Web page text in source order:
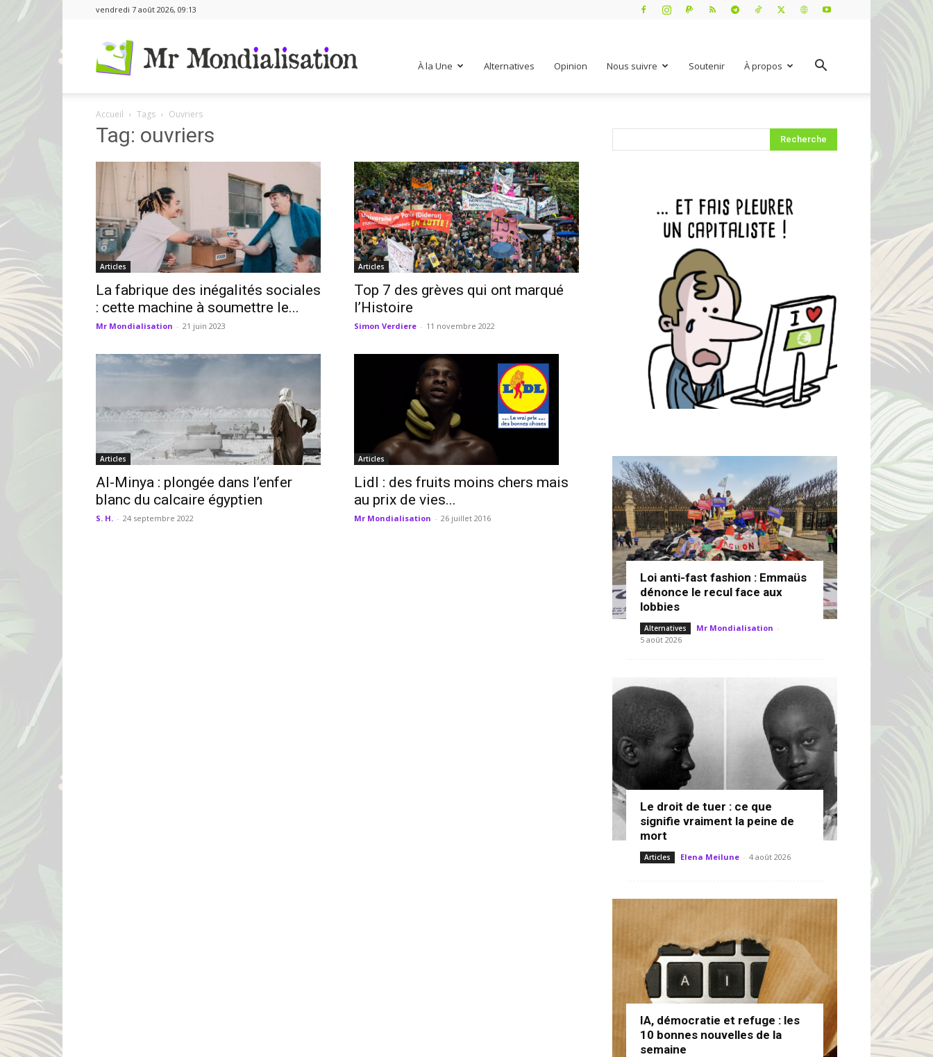
vendredi 7 août 2026, 09:13
À la Une Alternatives Opinion Nous suivre Soutenir À propos
Accueil Tags Ouvriers
Tag: ouvriers
Articles
La fabrique des inégalités sociales
: cette machine à soumettre le...
Mr Mondialisation - 21 juin 2023
Articles
Top 7 des grèves qui ont marqué
l’Histoire
Simon Verdiere - 11 novembre 2022
Articles
Al-Minya : plongée dans l’enfer
blanc du calcaire égyptien
S. H. - 24 septembre 2022
Articles
Lidl : des fruits moins chers mais
au prix de vies...
Mr Mondialisation - 26 juillet 2016
Loi anti-fast fashion : Emmaüs
dénonce le recul face aux
lobbies
Alternatives Mr Mondialisation -
5 août 2026
Le droit de tuer : ce que
signifie vraiment la peine de
mort
Articles Elena Meilune - 4 août 2026
IA, démocratie et refuge : les
10 bonnes nouvelles de la
semaine